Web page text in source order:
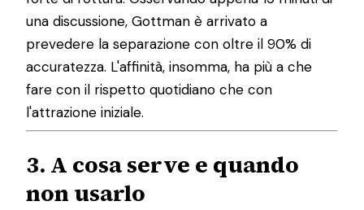
una discussione, Gottman è arrivato a
prevedere la separazione con oltre il 90% di
accuratezza. L'affinità, insomma, ha più a che
fare con il rispetto quotidiano che con
l'attrazione iniziale.
3. A cosa serve e quando
non usarlo